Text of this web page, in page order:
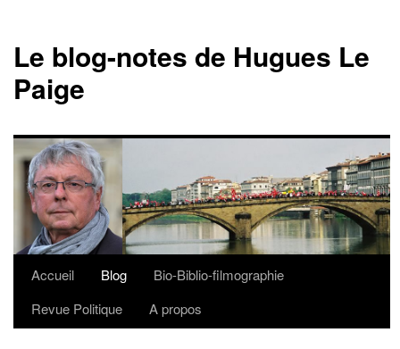
Le blog-notes de Hugues Le
Paige
Aller
Accueil Blog
Bio-Biblio-filmographie
Revue Politique
A propos